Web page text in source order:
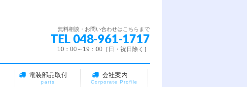
無料相談・お問い合わせはこちらまで
TEL 048-961-1717
10：00～19：00［日・祝日除く］
電装部品取付
parts
会社案内
Corporate Profile